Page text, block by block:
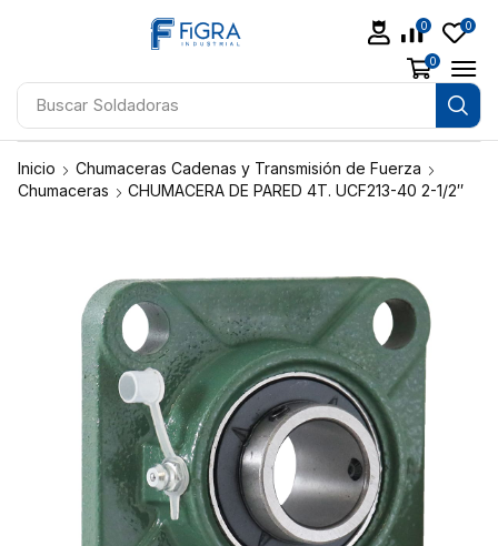
Buscar Soldadoras
0 0
0
Inicio
Chumaceras Cadenas y Transmisión de Fuerza
Chumaceras
CHUMACERA DE PARED 4T. UCF213-40 2-1/2″